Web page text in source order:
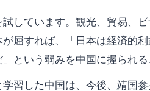
試しています。観光、貿易、
屈すれば、「日本は経済的
という弱みを中国に握られる
習した中国は、今後、 靖国